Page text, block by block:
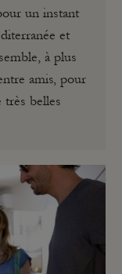
un instant
et
à plus
amis, pour
très belles